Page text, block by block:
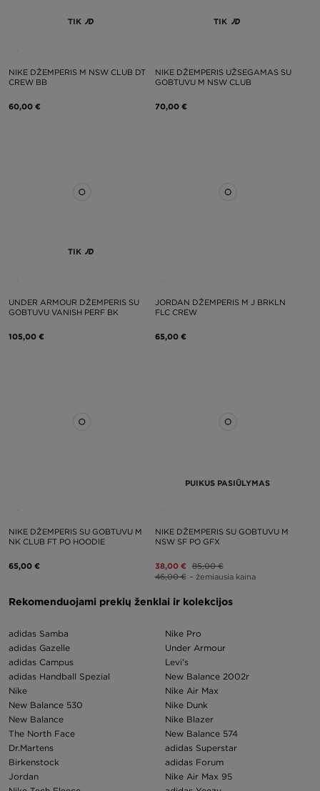
TIK
NIKE DŽEMPERIS M NSW CLUB DT
CREW BB
60,00 €
TIK
NIKE DŽEMPERIS UŽSEGAMAS SU
GOBTUVU M NSW CLUB
70,00 €
TIK
UNDER ARMOUR DŽEMPERIS SU
GOBTUVU VANISH PERF BK
105,00 €
JORDAN DŽEMPERIS M J BRKLN
FLC CREW
65,00 €
NIKE DŽEMPERIS SU GOBTUVU M
NK CLUB FT PO HOODIE
65,00 €
PUIKUS PASIŪLYMAS
NIKE DŽEMPERIS SU GOBTUVU M
NSW SF PO GFX
38,00 € 85,00 €
46,00 € – žemiausia kaina
Rekomenduojami prekių ženklai ir kolekcijos
adidas Samba
adidas Gazelle
adidas Campus
adidas Handball Spezial
Nike
New Balance 530
New Balance
The North Face
Dr.Martens
Birkenstock
Jordan
Nike Pro
Under Armour
Levi's
New Balance 2002r
Nike Air Max
Nike Dunk
Nike Blazer
New Balance 574
adidas Superstar
adidas Forum
Nike Air Max 95